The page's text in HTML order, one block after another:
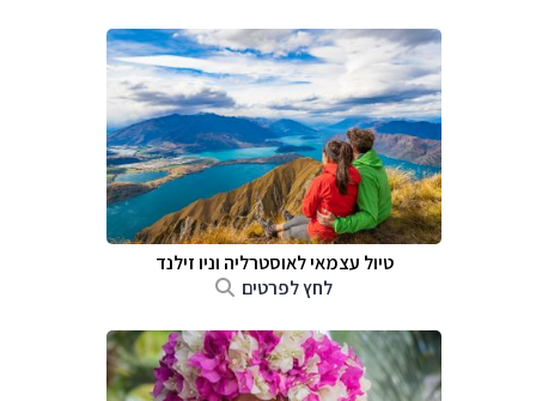
טיול עצמאי לאוסטרליה וניו זילנד
לחץ לפרטים